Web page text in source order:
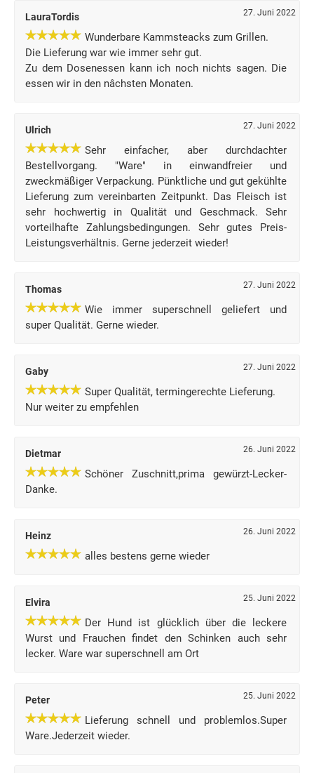
LauraTordis 27. Juni 2022
Wunderbare Kammsteacks zum Grillen.
Die Lieferung war wie immer sehr gut.
Zu dem Dosenessen kann ich noch nichts sagen. Die
essen wir in den nâchsten Monaten.
Ulrich 27. Juni 2022
Sehr einfacher, aber durchdachter
Bestellvorgang. "Ware" in einwandfreier und
zweckmäßiger Verpackung. Pünktliche und gut gekühlte
Lieferung zum vereinbarten Zeitpunkt. Das Fleisch ist
sehr hochwertig in Qualität und Geschmack. Sehr
vorteilhafte Zahlungsbedingungen. Sehr gutes Preis-
Leistungsverhältnis. Gerne jederzeit wieder!
Thomas 27. Juni 2022
Wie immer superschnell geliefert und
super Qualität. Gerne wieder.
Gaby 27. Juni 2022
Super Qualität, termingerechte Lieferung.
Nur weiter zu empfehlen
Dietmar 26. Juni 2022
Schöner Zuschnitt,prima gewürzt-Lecker-
Danke.
Heinz 26. Juni 2022
alles bestens gerne wieder
Elvira 25. Juni 2022
Der Hund ist glücklich über die leckere
Wurst und Frauchen findet den Schinken auch sehr
lecker. Ware war superschnell am Ort
Peter 25. Juni 2022
Lieferung schnell und problemlos.Super
Ware.Jederzeit wieder.